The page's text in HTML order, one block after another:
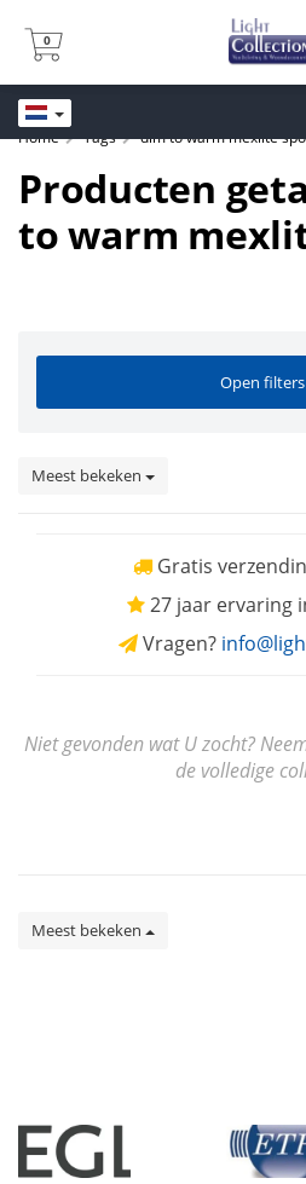
0
0
Home Tags dim to warm mexlite
Producten
to warm
Open filters
Meest bekeken
Gratis
27 jaar ervaring
Vragen?
Niet gevonden wat U zocht?
de volledige
Meest bekeken